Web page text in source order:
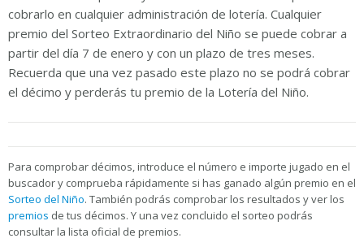
cobrarlo en cualquier administración de lotería. Cualquier
premio del Sorteo Extraordinario del Niño se puede cobrar a
partir del día 7 de enero y con un plazo de tres meses.
Recuerda que una vez pasado este plazo no se podrá cobrar
el décimo y perderás tu premio de la Lotería del Niño.
Para comprobar décimos, introduce el número e importe jugado en el
buscador y comprueba rápidamente si has ganado algún premio en el
Sorteo del Niño. También podrás comprobar los resultados y ver los
premios de tus décimos. Y una vez concluido el sorteo podrás
consultar la lista oficial de premios.